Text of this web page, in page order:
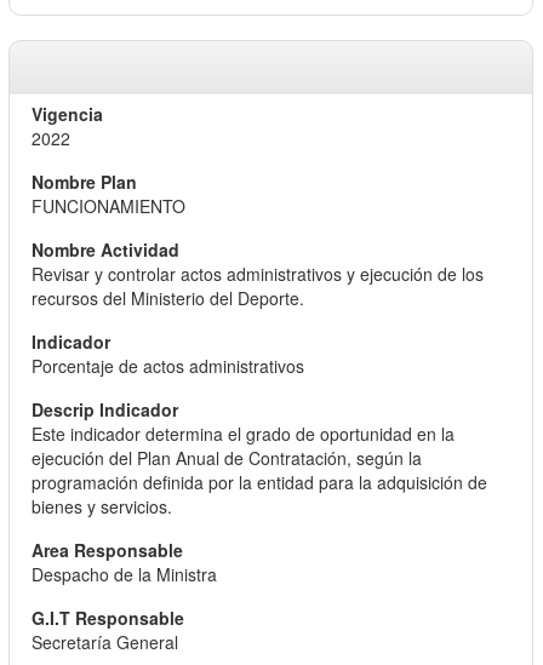
2022
FUNCIONAMIENTO
Revisar y controlar actos administrativos y ejecución de los
recursos del Ministerio del Deporte.
Porcentaje de actos administrativos
Este indicador determina el grado de oportunidad en la
ejecución del Plan Anual de Contratación, según la
programación definida por la entidad para la adquisición de
bienes y servicios.
Despacho de la Ministra
Secretaría General